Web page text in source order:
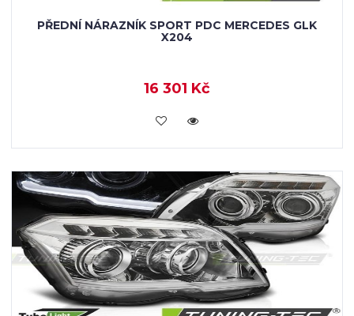
PŘEDNÍ NÁRAZNÍK SPORT PDC MERCEDES GLK
X204
16 301 Kč
KOUPIT